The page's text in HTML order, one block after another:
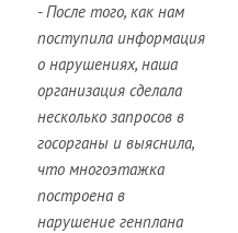
- После того, как нам
поступила информация
о нарушениях, наша
организация сделала
несколько запросов в
госорганы и выяснила,
что многоэтажка
построена в
нарушение генплана